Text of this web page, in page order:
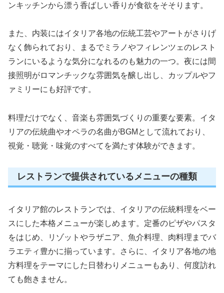
ンキッチンから漂う香ばしい香りが食欲をそそります。
また、内装にはイタリア各地の伝統工芸やアートがさりげ
なく飾られており、まるでミラノやフィレンツェのレスト
ランにいるような気分になれるのも魅力の一つ。夜には間
接照明がロマンチックな雰囲気を醸し出し、カップルやフ
ァミリーにも好評です。
料理だけでなく、音楽も雰囲気づくりの重要な要素。イタ
リアの伝統曲やオペラの名曲がBGMとして流れており、
視覚・聴覚・味覚のすべてを満たす体験ができます。
レストランで提供されているメニューの種類
イタリア館のレストランでは、イタリアの伝統料理をベー
スにした本格メニューが楽しめます。定番のピザやパスタ
をはじめ、リゾットやラザニア、魚介料理、肉料理までバ
ラエティ豊かに揃っています。さらに、イタリア各地の地
方料理をテーマにした日替わりメニューもあり、何度訪れ
ても飽きません。